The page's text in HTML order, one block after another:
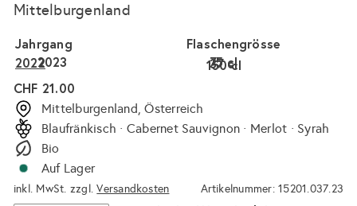
Mittelburgenland
Flaschengrösse
75 cl
37 cl
150 cl
Jahrgang
2023
2022
Normaler
Preis
CHF 21.00
Mittelburgenland, Österreich
Blaufränkisch · Cabernet Sauvignon · Merlot · Syrah
Bio
Auf Lager
inkl. MwSt. zzgl.Versandkosten Artikelnummer: 15201.037.23